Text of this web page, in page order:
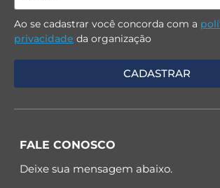
Ao se cadastrar você concorda com a
privacidade da organização
FALE CONOSCO
Deixe sua mensagem abaixo.